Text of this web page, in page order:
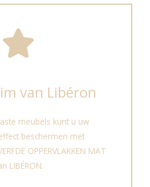
van Libéron
meubels kunt u uw
beschermen met
OPPERVLAKKEN MAT
LIBÉRON.